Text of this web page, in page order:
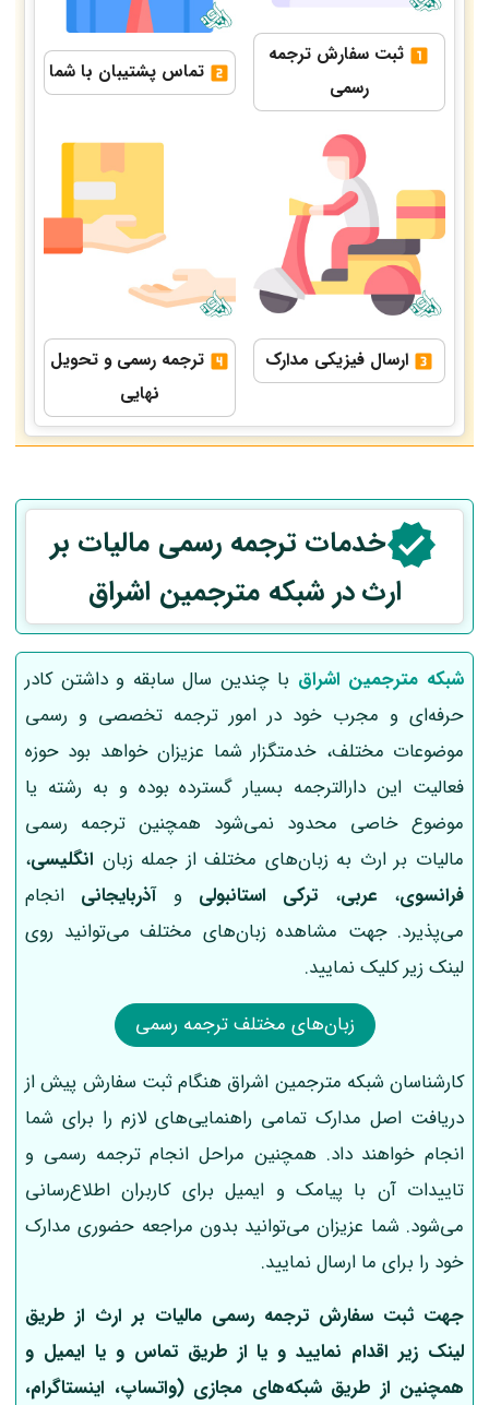
ثبت سفارش ترجمه
رسمی
تماس پشتیبان با شما
ارسال فیزیکی مدارک
ترجمه رسمی و تحویل
نهایی
خدمات ترجمه رسمی مالیات بر
ارثدر شبکه مترجمین اشراق
شبکه مترجمین اشراق با چندین سال سابقه و داشتن کادر
حرفه‌ای و مجرب خود در امور ترجمه تخصصی و رسمی
موضوعات مختلف، خدمتگزار شما عزیزان خواهد بود حوزه
فعالیت این دارالترجمه بسیار گسترده بوده و به رشته یا
موضوع خاصی محدود نمی‌شود همچنین ترجمه رسمی
مالیات بر ارث به زبان‌های مختلف از جمله زبان انگلیسی،
فرانسوی، عربی، ترکی استانبولی وآذربایجانی انجام
می‌پذیرد. جهت مشاهده زبان‌های مختلف می‌توانید روی
لینک زیر کلیک نمایید.
زبان‌های مختلف ترجمه رسمی
کارشناسان شبکه مترجمین اشراق هنگام ثبت سفارش پیش از
دریافت اصل مدارک تمامی راهنمایی‌های لازم را برای شما
انجام خواهند داد. همچنین مراحل انجام ترجمه رسمی و
تاییدات آن با پیامک و ایمیل برای کاربران اطلاع‌رسانی
می‌شود. شما عزیزان می‌توانید بدون مراجعه حضوری مدارک
خود را برای ما ارسال نمایید.
جهت ثبت سفارش ترجمه رسمی مالیات بر ارث از طریق
لینک‌ زیر اقدام نمایید و یا از طریق تماس و یا ایمیل و
همچنین از طریق شبکه‌های مجازی (واتساپ، اینستاگرام،